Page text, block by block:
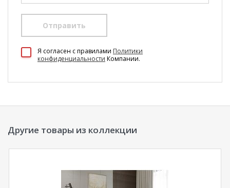
Отправить
Я согласен c правилами Политики
конфиденциальности Компании.
Другие товары из коллекции